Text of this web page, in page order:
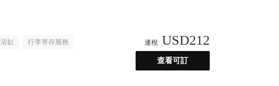
浴缸 行李寄存服務 連稅 USD212
查看可訂